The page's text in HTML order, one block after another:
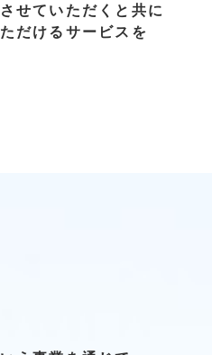
させて いただくと 共に
だける サービスを